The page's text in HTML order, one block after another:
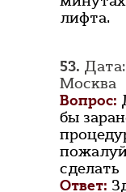
лифта.
53.
Москва
Вопрос:
бы
сделать
Ответ: